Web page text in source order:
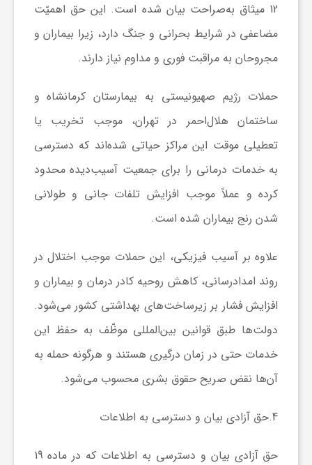
12 میثاق به‌صراحت بیان شده است. این حق اهمیّت
مضاعفی در شرایط بحرانی و جنگ دارد، زیرا بیماران و
مجروحان به مراقبت فوری و مداوم نیاز دارند.
حملات رژیم صهیونیستی به بیمارستان کرمانشاه و
ساختمان هلال‌احمر در تهران، موجب تخریب یا
تعطیلی موقت این مراکز حیاتی شده‌اند که دسترسی
به خدمات درمانی را برای جمعیت آسیب‌دیده محدود
کرده و عملاً موجب افزایش تلفات جانی و طولانی
شدن رنج بیماران شده است.
علاوه بر آسیب فیزیکی، این حملات موجب اختلال در
روند امدادرسانی، کاهش روحیه کادر درمان و بیماران و
افزایش فشار بر زیرساخت‌های بهداشتی کشور می‌شود.
دولت‌ها طبق قوانین بین‌المللی موظّف به حفظ این
خدمات حتی در زمان درگیری هستند و هرگونه حمله به
آن‌ها نقض صریح حقوق بشری محسوب می‌شود.
4. حق آزادی بیان و دسترسی به اطلاعات
حق آزادی بیان و دسترسی به اطلاعات که در ماده 19